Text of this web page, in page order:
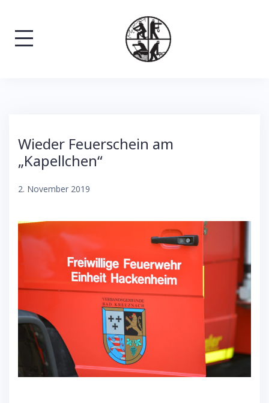
content
Wieder Feuerschein am
„Kapellchen“
2. November 2019